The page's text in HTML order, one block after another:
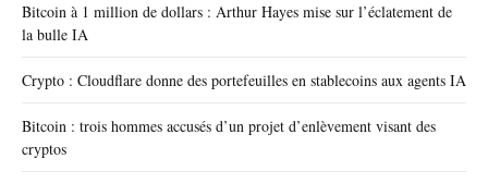
Bitcoin à 1 million de dollars : Arthur Hayes mise sur l’éclatement de
la bulle IA
Crypto : Cloudflare donne des portefeuilles en stablecoins aux agents IA
Bitcoin : trois hommes accusés d’un projet d’enlèvement visant des
cryptos